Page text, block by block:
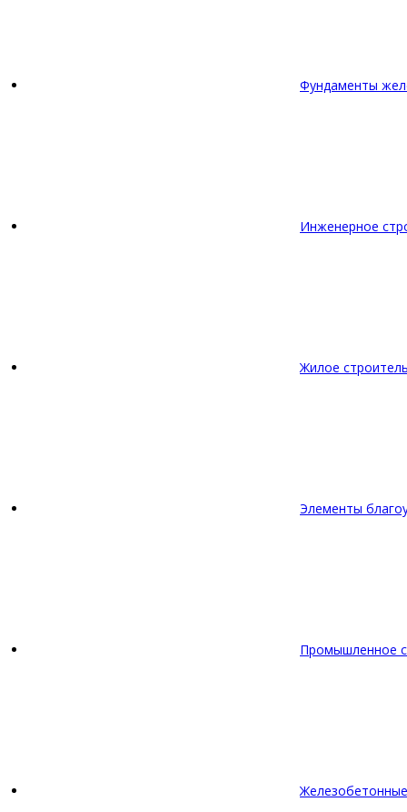
Фундаменты
Инженерное
Жилое
Элементы
Промышленное